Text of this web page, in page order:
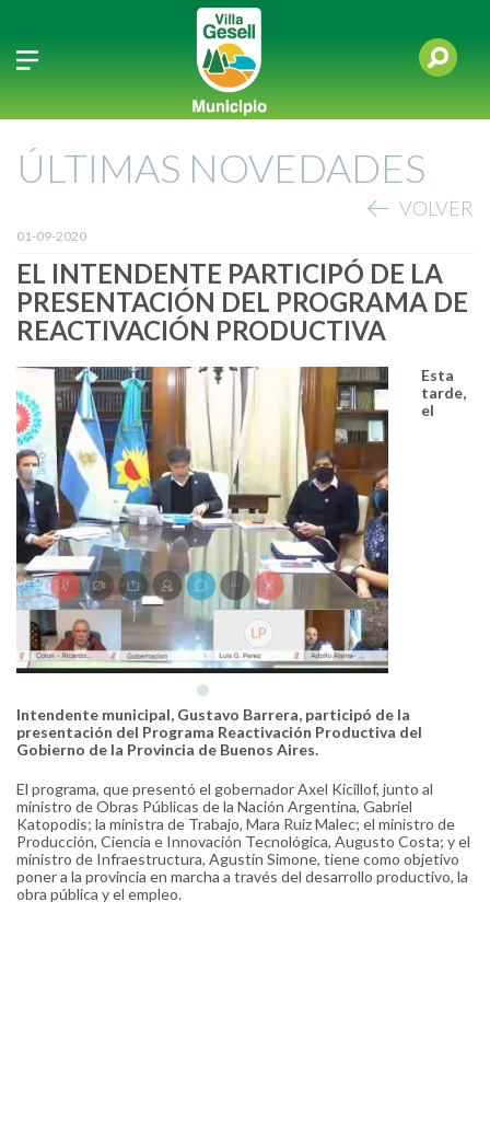
ÚLTIMAS NOVEDADES
VOLVER
01-09-2020
EL INTENDENTE PARTICIPÓ DE LA
PRESENTACIÓN DEL PROGRAMA DE
REACTIVACIÓN PRODUCTIVA
Esta
tarde,
el
Intendente municipal, Gustavo Barrera, participó de la
presentación del Programa Reactivación Productiva del
Gobierno de la Provincia de Buenos Aires.
El programa, que presentó el gobernador Axel Kicillof, junto al
ministro de Obras Públicas de la Nación Argentina, Gabriel
Katopodis; la ministra de Trabajo, Mara Ruiz Malec; el ministro de
Producción, Ciencia e Innovación Tecnológica, Augusto Costa; y el
ministro de Infraestructura, Agustín Simone, tiene como objetivo
poner a la provincia en marcha a través del desarrollo productivo, la
obra pública y el empleo.